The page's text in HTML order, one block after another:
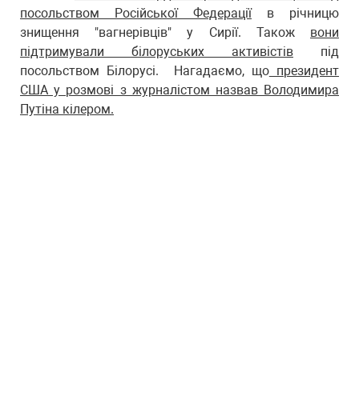
посольством Російської Федераціїв річницю
знищення "вагнерівців" у Сирії. Також вони
підтримували білоруських активістів під
посольством Білорусі. Нагадаємо, щопрезидент
США у розмові з журналістом назвав Володимира
Путіна кілером.